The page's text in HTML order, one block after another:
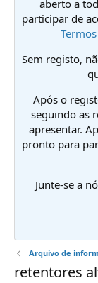
aberto a
participar de
Sem registo,
Após o
seguindo as
apresentar.
pronto para
Junte-se a
Arquivo de
retentores